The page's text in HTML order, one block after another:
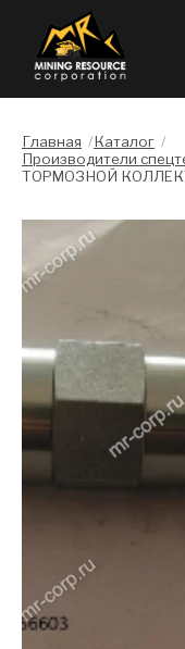
Главная /Каталог /
Производители
ТОРМОЗНОЙ
Слайдшоу